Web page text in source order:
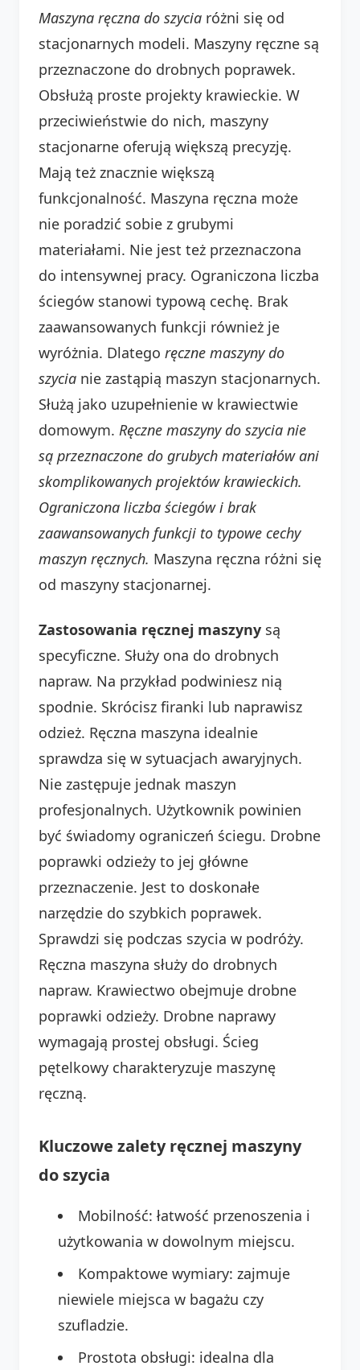
Maszyna ręczna do szycia różni się od
stacjonarnych modeli. Maszyny ręczne są
przeznaczone do drobnych poprawek.
Obsłużą proste projekty krawieckie. W
przeciwieństwie do nich, maszyny
stacjonarne oferują większą precyzję.
Mają też znacznie większą
funkcjonalność. Maszyna ręczna może
nie poradzić sobie z grubymi
materiałami. Nie jest też przeznaczona
do intensywnej pracy. Ograniczona liczba
ściegów stanowi typową cechę. Brak
zaawansowanych funkcji również je
wyróżnia. Dlatego ręczne maszyny do
szycia nie zastąpią maszyn stacjonarnych.
Służą jako uzupełnienie w krawiectwie
domowym. Ręczne maszyny do szycia nie
są przeznaczone do grubych materiałów ani
skomplikowanych projektów krawieckich.
Ograniczona liczba ściegów i brak
zaawansowanych funkcji to typowe cechy
maszyn ręcznych. Maszyna ręczna różni się
od maszyny stacjonarnej.
Zastosowania ręcznej maszyny są
specyficzne. Służy ona do drobnych
napraw. Na przykład podwiniesz nią
spodnie. Skrócisz firanki lub naprawisz
odzież. Ręczna maszyna idealnie
sprawdza się w sytuacjach awaryjnych.
Nie zastępuje jednak maszyn
profesjonalnych. Użytkownik powinien
być świadomy ograniczeń ściegu. Drobne
poprawki odzieży to jej główne
przeznaczenie. Jest to doskonałe
narzędzie do szybkich poprawek.
Sprawdzi się podczas szycia w podróży.
Ręczna maszyna służy do drobnych
napraw. Krawiectwo obejmuje drobne
poprawki odzieży. Drobne naprawy
wymagają prostej obsługi. Ścieg
pętelkowy charakteryzuje maszynę
ręczną.
Kluczowe zalety ręcznej maszyny
do szycia
Mobilność: łatwość przenoszenia i
użytkowania w dowolnym miejscu.
Kompaktowe wymiary: zajmuje
niewiele miejsca w bagażu czy
szufladzie.
Prostota obsługi: idealna dla